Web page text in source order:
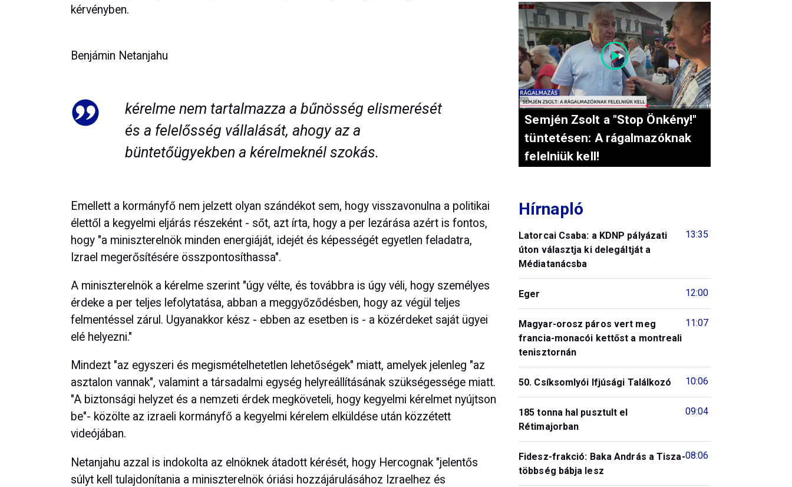
kérvényben.
Benjámin Netanjahu
kérelme nem tartalmazza a bűnösség elismerését
és a felelősség vállalását, ahogy az a
büntetőügyekben a kérelmeknél szokás.
Emellett a kormányfő nem jelzett olyan szándékot sem, hogy visszavonulna a politikai
élettől a kegyelmi eljárás részeként - sőt, azt írta, hogy a per lezárása azért is fontos,
hogy "a miniszterelnök minden energiáját, idejét és képességét egyetlen feladatra,
Izrael megerősítésére összpontosíthassa".
A miniszterelnök a kérelme szerint "úgy vélte, és továbbra is úgy véli, hogy személyes
érdeke a per teljes lefolytatása, abban a meggyőződésben, hogy az végül teljes
felmentéssel zárul. Ugyanakkor kész - ebben az esetben is - a közérdeket saját ügyei
elé helyezni."
Mindezt "az egyszeri és megismételhetetlen lehetőségek" miatt, amelyek jelenleg "az
asztalon vannak", valamint a társadalmi egység helyreállításának szükségessége miatt.
"A biztonsági helyzet és a nemzeti érdek megköveteli, hogy kegyelmi kérelmet nyújtson
be"- közölte az izraeli kormányfő a kegyelmi kérelem elküldése után közzétett
videójában.
Netanjahu azzal is indokolta az elnöknek átadott kérését, hogy Hercognak "jelentős
súlyt kell tulajdonítania a miniszterelnök óriási hozzájárulásához Izraelhez és
Semjén Zsolt a "Stop Önkény!"
tüntetésen: A rágalmazóknak
felelniük kell!
Hírnapló
13:35
Latorcai Csaba: a KDNP pályázati
úton választja ki delegáltját a
Médiatanácsba
12:00
Eger
11:07
Magyar-orosz páros vert meg
francia-monacói kettőst a montreali
tenisztornán
10:06
50. Csíksomlyói Ifjúsági Találkozó
09:04
185 tonna hal pusztult el
Rétimajorban
08:06
Fidesz-frakció: Baka András a Tisza-
többség bábja lesz